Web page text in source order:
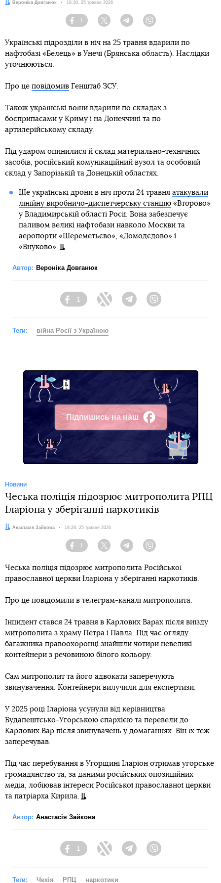
Автор:Вероніка Довганюк Дата:
18:30, 25 травня 2026
Facebook
1
Twitter TelegramViber
Українські підрозділи в ніч на 25 травня вдарили по
нафтобазі «Белець» в Унечі (Брянська область). Наслідки
уточнюються.
Про це повідомив Генштаб ЗСУ.
Також українські воїни вдарили по складах з
боєприпасами у Криму і на Донеччині та по
артилерійському складу.
Під ударом опинилися й склад матеріально-технічних
засобів, російський комунікаційний вузол та особовий
склад у Запорізькій та Донецькій областях.
Ще українські дрони в ніч проти 24 травня атакували
лінійну виробничо-диспетчерську станцію«Второво»
у Владимирській області Росії. Вона забезпечує
паливом великі нафтобази навколо Москви та
аеропорти «Шереметьєво», «Домодєдово» і
«Внуково».
Автор: Вероніка Довганюк
Facebook
1
Twitter Telegram
Теги: війна Росії з Україною
Підпишись на наш
Facebook
Новини
Чеська поліція підозрює митрополита РПЦ
Іларіона у зберіганні наркотиків
Автор:
Анастасія Зайкова Дата:
18:28, 25 травня 2026
Facebook
1
Twitter TelegramViber
Чеська поліція підозрює митрополита Російської
православної церкви Іларіона у зберіганні наркотиків.
Про це повідомили в телеграм-каналі митрополита.
Інцидент стався 24 травня в Карлових Варах після виїзду
митрополита з храму Петра і Павла. Під час огляду
багажника правоохоронці знайшли чотири невеликі
контейнери з речовиною білого кольору.
Сам митрополит та його адвокати заперечують
звинувачення. Контейнери вилучили для експертизи.
У 2025 році Іларіона усунули від керівництва
Будапештсько-Угорською єпархією та перевели до
Карлових Вар після звинувачень у домаганнях. Він їх теж
заперечував.
Під час перебування в Угорщині Іларіон отримав угорське
громадянство та, за даними російських опозиційних
медіа, лобіював інтереси Російської православної церкви
та патріарха Кирила.
Автор: Анастасія Зайкова
Facebook
1
Twitter Telegram
Теги: Чехія РПЦ наркотики